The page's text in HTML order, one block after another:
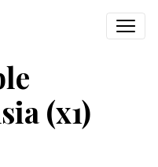
(x1)